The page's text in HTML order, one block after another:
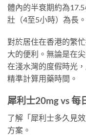
體內的半衰期約為
壯（4至5小時）為長。
對於居住在香港的繁
大的便利。無論是在
在淺水灣的度假時光
精準計算用藥時間。
犀利士20mg vs 每
了解「犀利士多久見
方案。